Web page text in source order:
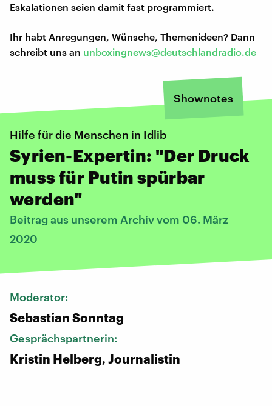
Eskalationen seien damit fast programmiert.
Ihr habt Anregungen, Wünsche, Themenideen? Dann
schreibt uns an unboxingnews@deutschlandradio.de
Shownotes
Hilfe für die Menschen in Idlib
Syrien-Expertin: "Der Druck
muss für Putin spürbar
werden"
Beitrag aus unserem Archiv vom 06. März
2020
Moderator:
Sebastian Sonntag
Gesprächspartnerin:
Kristin Helberg, Journalistin